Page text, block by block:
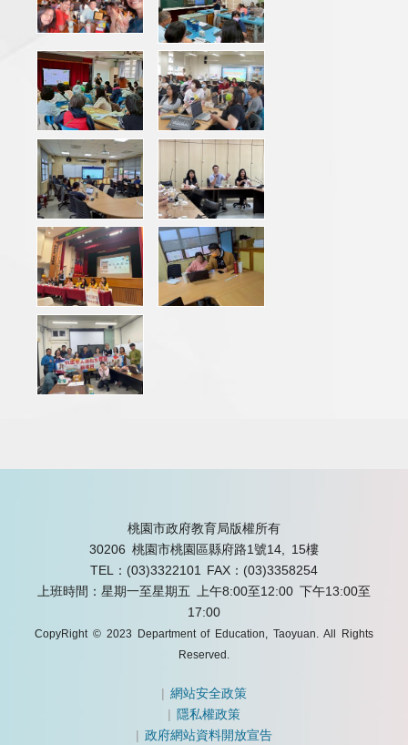
桃園市政府教育局版權所有
30206 桃園市桃園區縣府路1號14, 15樓
TEL：(03)3322101
FAX：(03)3358254
上班時間：星期一至星期五 上午8:00至12:00 下午13:00至
17:00
CopyRight © 2023 Department of Education, Taoyuan. All Rights
Reserved.
|網站安全政策
| 隱私權政策
|政府網站資料開放宣告